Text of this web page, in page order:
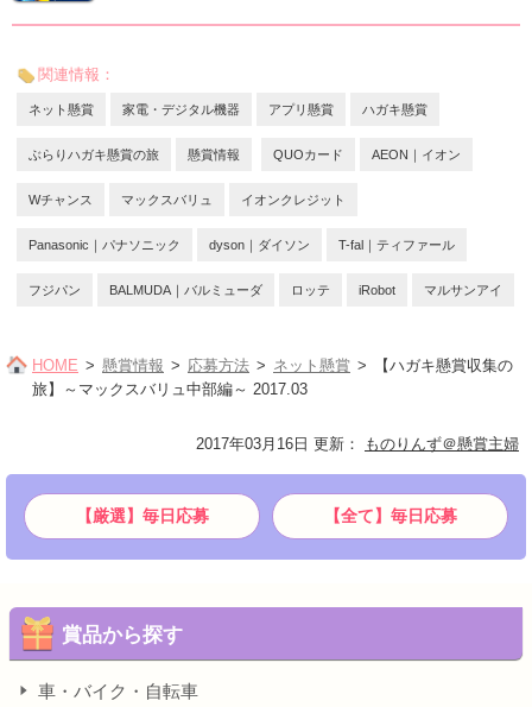
関連情報：
ネット懸賞 家電・デジタル機器 アプリ懸賞 ハガキ懸賞
ぶらりハガキ懸賞の旅 懸賞情報 QUOカード AEON｜イオン
Wチャンス マックスバリュ イオンクレジット
Panasonic｜パナソニック dyson｜ダイソン T-fal｜ティファール
フジパン BALMUDA｜バルミューダ ロッテ iRobot マルサンアイ
HOME 懸賞情報 応募方法 ネット懸賞
【ハガキ懸賞収集の
旅】～マックスバリュ中部編～ 2017.03
2017年03月16日 更新 ： ものりんず＠懸賞主婦
【厳選】毎日応募 【全て】毎日応募
賞品から探す
車・バイク・自転車